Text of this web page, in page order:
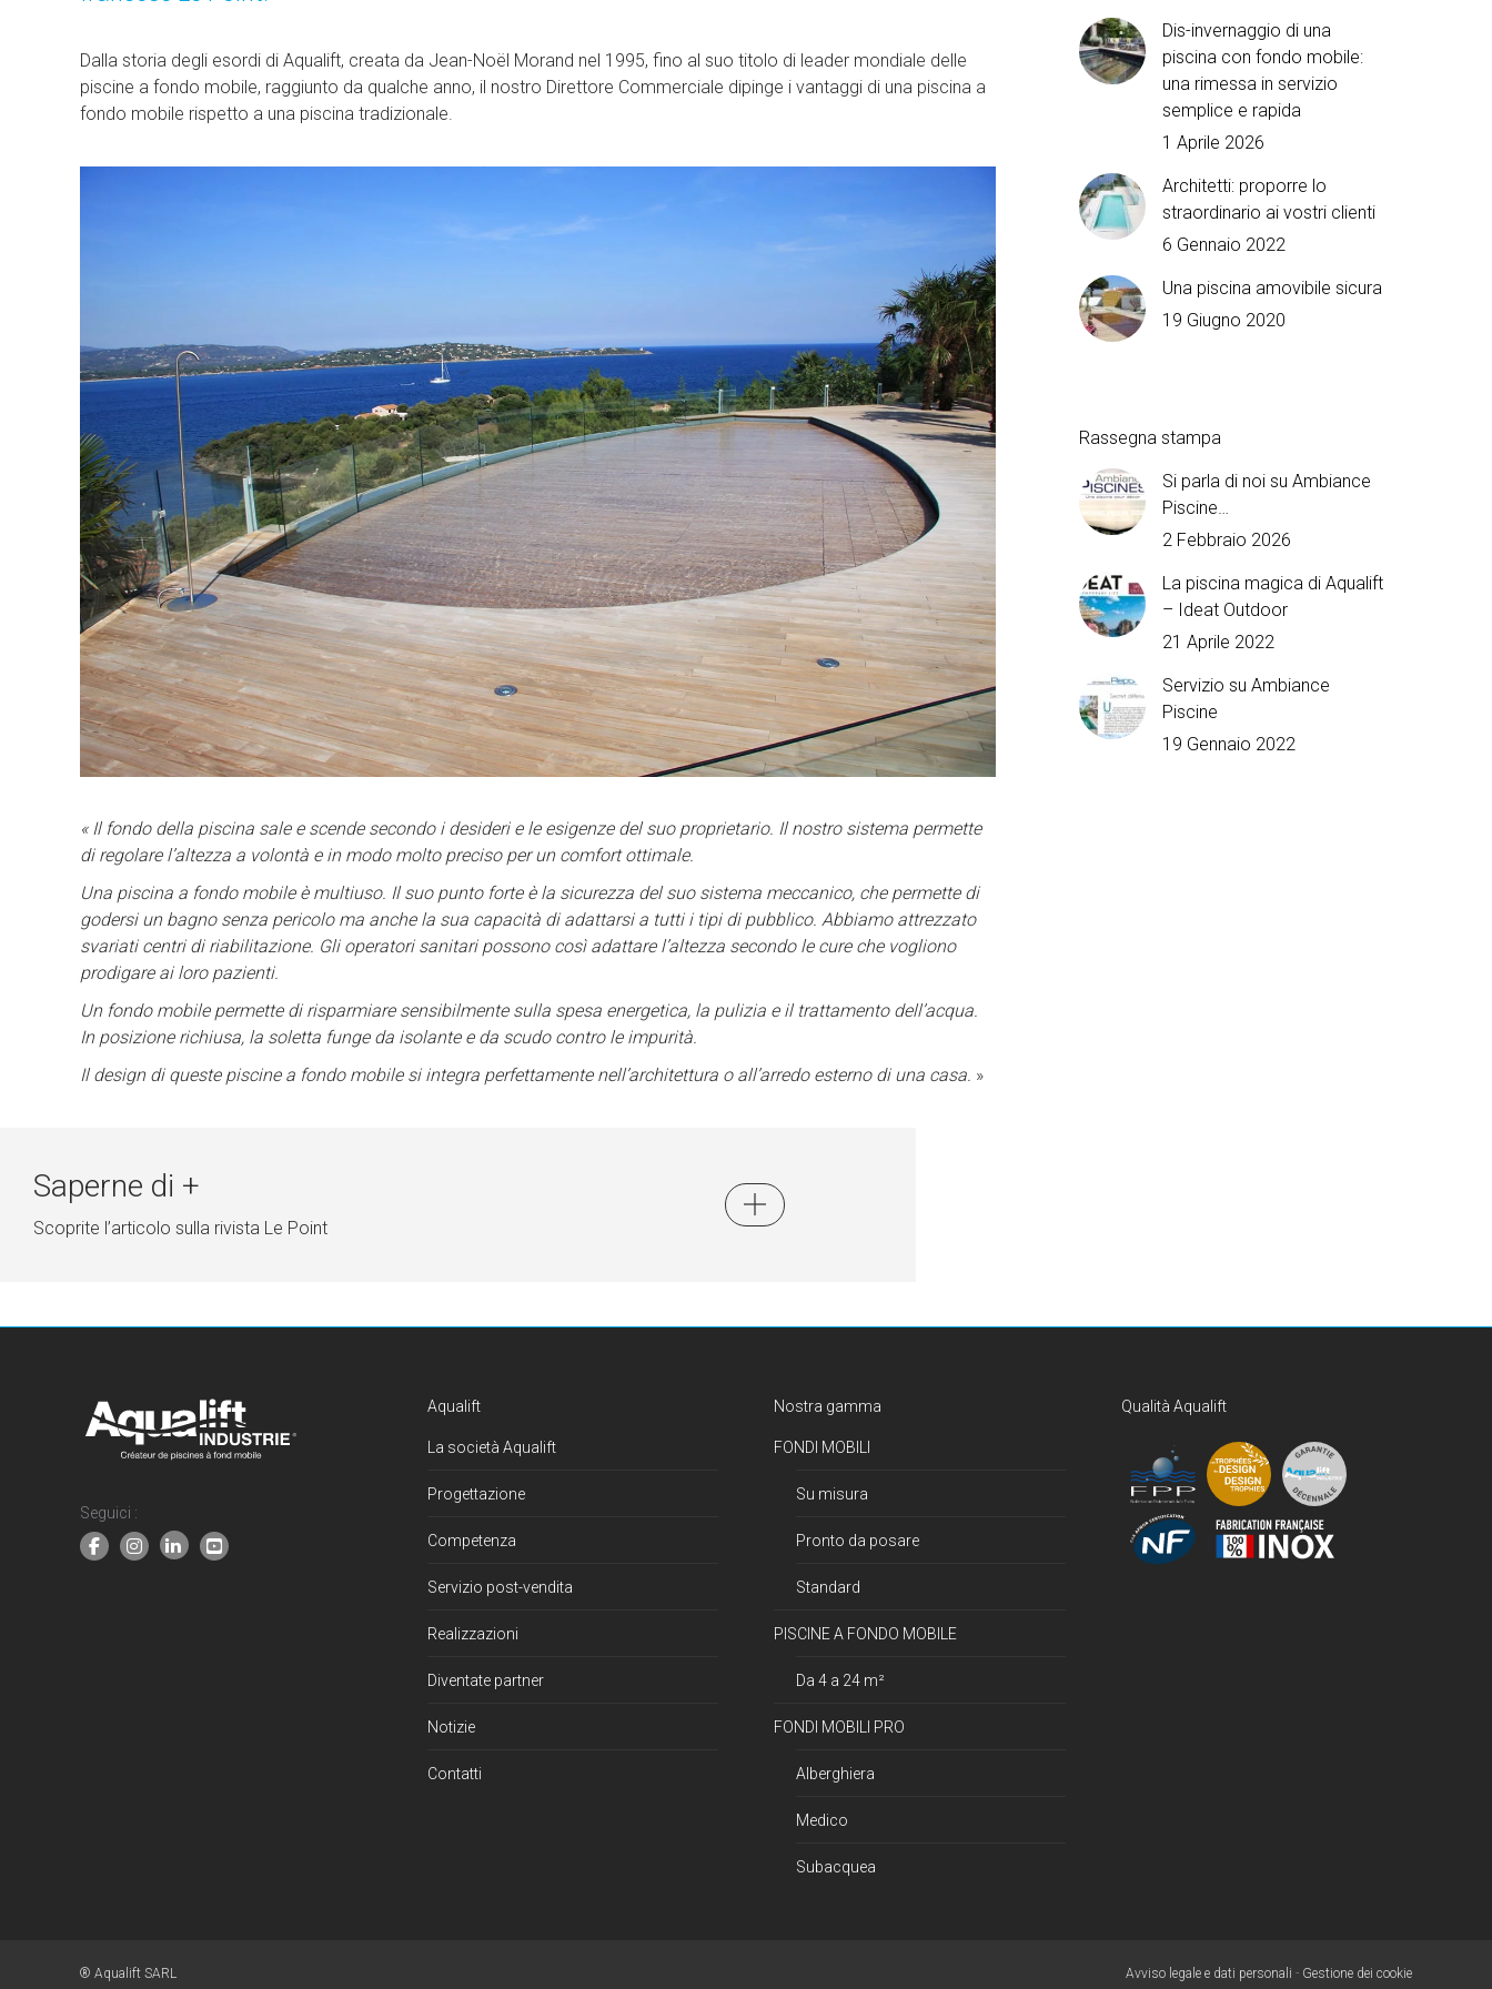
Dalla storia degli esordi di Aqualift, creata da Jean-Noël Morand nel 1995, fino al suo titolo di leader mondiale delle
piscine a fondo mobile, raggiunto da qualche anno, il nostro Direttore Commerciale dipinge i vantaggi di una piscina a
fondo mobile rispetto a una piscina tradizionale.
« Il fondo della piscina sale e scende secondo i desideri e le esigenze del suo proprietario. Il nostro sistema permette
di regolare l’altezza a volontà e in modo molto preciso per un comfort ottimale.
Una piscina a fondo mobile è multiuso. Il suo punto forte è la sicurezza del suo sistema meccanico, che permette di
godersi un bagno senza pericolo ma anche la sua capacità di adattarsi a tutti i tipi di pubblico. Abbiamo attrezzato
svariati centri di riabilitazione. Gli operatori sanitari possono così adattare l’altezza secondo le cure che vogliono
prodigare ai loro pazienti.
Un fondo mobile permette di risparmiare sensibilmente sulla spesa energetica, la pulizia e il trattamento dell’acqua.
In posizione richiusa, la soletta funge da isolante e da scudo contro le impurità.
Il design di queste piscine a fondo mobile si integra perfettamente nell’architettura o all’arredo esterno di una casa. »
Saperne di +
Scoprite l’articolo sulla rivista Le Point
Dis-invernaggio di una
piscina con fondo mobile:
una rimessa in servizio
semplice e rapida
1 Aprile 2026
Architetti: proporre lo
straordinario ai vostri clienti
6 Gennaio 2022
Una piscina amovibile sicura
19 Giugno 2020
Rassegna stampa
Si parla di noi su Ambiance
Piscine…
2 Febbraio 2026
La piscina magica di Aqualift
– Ideat Outdoor
21 Aprile 2022
Servizio su Ambiance
Piscine
19 Gennaio 2022
Seguici :
Aqualift
La società Aqualift
Progettazione
Competenza
Servizio post-vendita
Realizzazioni
Diventate partner
Notizie
Contatti
Nostra gamma
FONDI MOBILI
Su misura
Pronto da posare
Standard
PISCINE A FONDO MOBILE
Da 4 a 24 m²
FONDI MOBILI PRO
Alberghiera
Medico
Subacquea
Qualità Aqualift
® Aqualift SARL Avviso legale e dati personali - Gestione dei cookie